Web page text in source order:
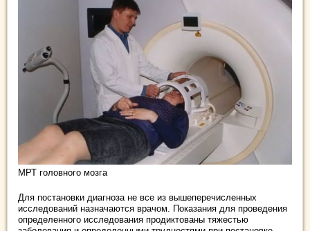
МРТ головного мозга
Для постановки диагноза не все из вышеперечисленных
исследований назначаются врачом. Показания для проведения
определенного исследования продиктованы тяжестью